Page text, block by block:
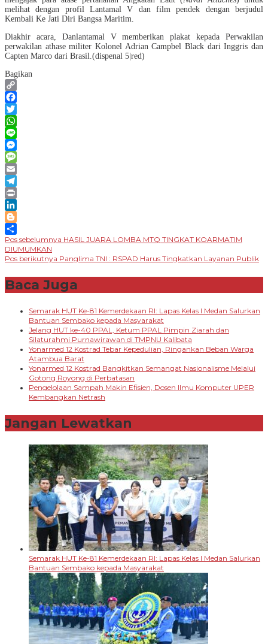
melihat dengan profil Lantamal V dan film pendek dengan berjudul
Kembali Ke Jati Diri Bangsa Maritim.
Diakhir acara, Danlantamal V memberikan plakat kepada Perwakilan
perwakilan athase militer Kolonel Adrian Campbel Black dari Inggris dan
Capten Marco dari Brasil.(dispenal 5|red)
Bagikan
Copy
Link
Facebook
Twitter
WhatsApp
Line
Messenger
Message
Email
Telegram
Print
LinkedIn
Blogger
Share
Navigasi
pos
Pos sebelumnya HASIL JUARA LOMBA MTQ TINGKAT KOARMATIM
DIUMUMKAN
Pos berikutnya Panglima TNI : RSPAD Harus Tingkatkan Layanan Publik
Baca Juga
Semarak HUT Ke-81 Kemerdekaan RI: Lapas Kelas I Medan Salurkan
Bantuan Sembako kepada Masyarakat
Jelang HUT ke-40 PPAL, Ketum PPAL Pimpin Ziarah dan
Silaturahmi Purnawirawan di TMPNU Kalibata
Yonarmed 12 Kostrad Tebar Kepedulian, Ringankan Beban Warga
Atambua Barat
Yonarmed 12 Kostrad Bangkitkan Semangat Nasionalisme Melalui
Gotong Royong di Perbatasan
Pengelolaan Sampah Makin Efisien, Dosen Ilmu Komputer UPER
Kembangkan Netrash
Jangan Lewatkan
Semarak HUT Ke-81 Kemerdekaan RI: Lapas Kelas I Medan Salurkan
Bantuan Sembako kepada Masyarakat